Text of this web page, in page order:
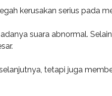
kerusakan serius pada
suara abnormal.
tetapi juga